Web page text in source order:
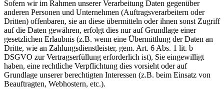
Sofern wir im Rahmen unserer Verarbeitung Daten gegenüber
anderen Personen und Unternehmen (Auftragsverarbeitern oder
Dritten) offenbaren, sie an diese übermitteln oder ihnen sonst Zugriff
auf die Daten gewähren, erfolgt dies nur auf Grundlage einer
gesetzlichen Erlaubnis (z.B. wenn eine Übermittlung der Daten an
Dritte, wie an Zahlungsdienstleister, gem. Art. 6 Abs. 1 lit. b
DSGVO zur Vertragserfüllung erforderlich ist), Sie eingewilligt
haben, eine rechtliche Verpflichtung dies vorsieht oder auf
Grundlage unserer berechtigten Interessen (z.B. beim Einsatz von
Beauftragten, Webhostern, etc.).